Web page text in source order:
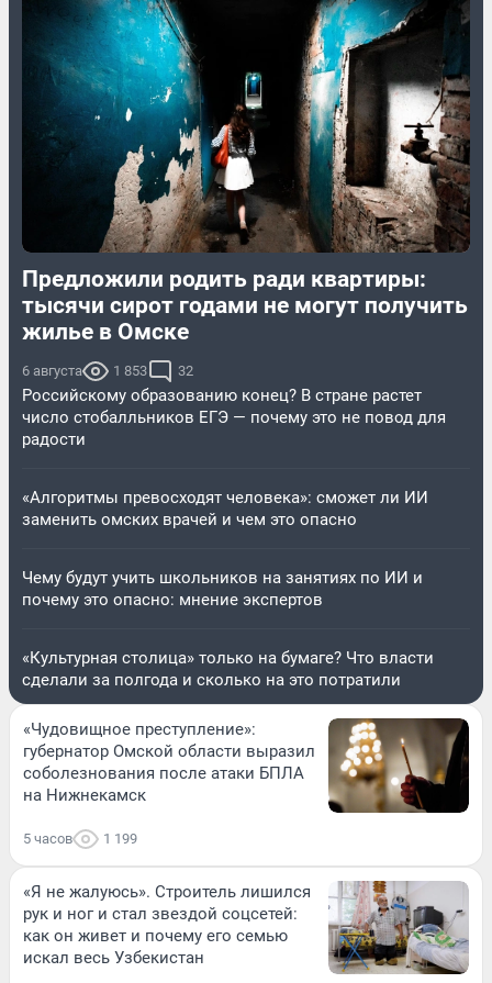
Предложили родить ради квартиры:
тысячи сирот годами не могут получить
жилье в Омске
6 августа 1 853 32
Российскому образованию конец? В стране растет
число стобалльников ЕГЭ — почему это не повод для
радости
«Алгоритмы превосходят человека»: сможет ли ИИ
заменить омских врачей и чем это опасно
Чему будут учить школьников на занятиях по ИИ и
почему это опасно: мнение экспертов
«Культурная столица» только на бумаге? Что власти
сделали за полгода и сколько на это потратили
«Чудовищное преступление»:
губернатор Омской области выразил
соболезнования после атаки БПЛА
на Нижнекамск
5 часов 1 199
«Я не жалуюсь». Строитель лишился
рук и ног и стал звездой соцсетей:
как он живет и почему его семью
искал весь Узбекистан